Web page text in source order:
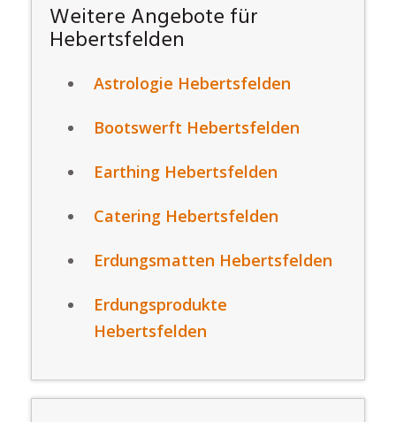
Weitere Angebote für
Hebertsfelden
Astrologie Hebertsfelden
Bootswerft Hebertsfelden
Earthing Hebertsfelden
Catering Hebertsfelden
Erdungsmatten Hebertsfelden
Erdungsprodukte
Hebertsfelden